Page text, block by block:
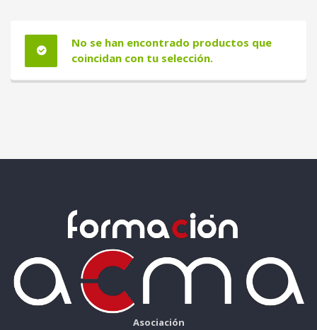
No se han encontrado productos que
coincidan con tu selección.
Asociación